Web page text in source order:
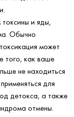
и яды,
Обычно
может
того, как ваше
не находиться
для
детокса, а также
отмены.